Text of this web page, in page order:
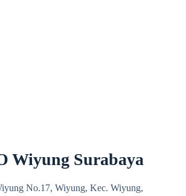
Wiyung Surabaya
No.17, Wiyung, Kec. Wiyung,